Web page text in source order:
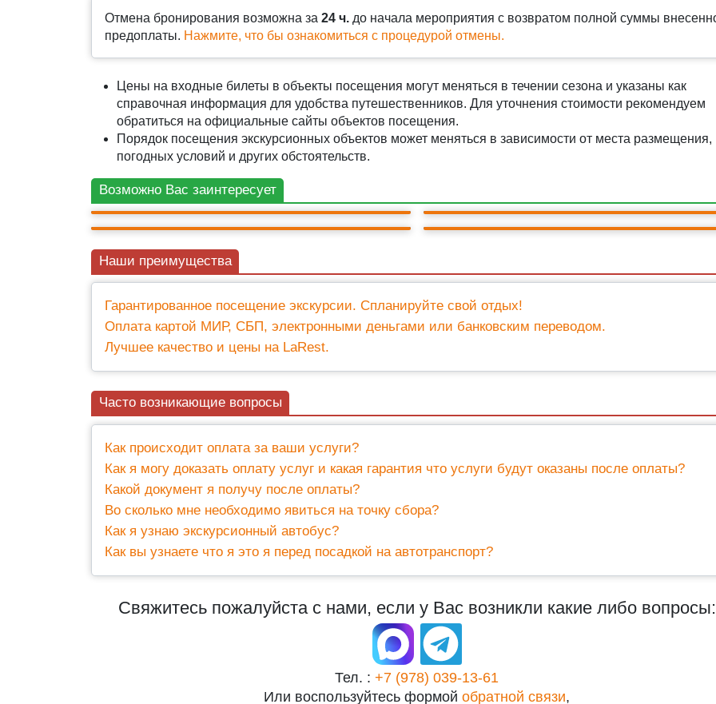
Отмена бронирования возможна за 24 ч. до начала мероприятия с возвратом полной суммы
предоплаты. Нажмите, что бы ознакомиться с процедурой отмены.
Цены на входные билеты в объекты посещения могут меняться в течении сезона и указаны как
справочная информация для удобства путешественников. Для уточнения стоимости рекомендуем
обратиться на официальные сайты объектов посещения.
Порядок посещения экскурсионных объектов может меняться в зависимости от места размещения,
погодных условий и других обстоятельств.
Возможно Вас заинтересует
АВТО-ПЕШЕХОДНАЯ
Два парка: Краснодар, парк Галицкого и
Горячий ключ
3 500 ₽
АВТО-ПЕШЕХОДНАЯ
Вечерний Сочи: Морпорт, Ривьера,
АВТО-ПЕШЕХОДНАЯ
Знакомьтесь - Сочи: дача Сталина, Морпорт,
Ривьера.
2 000 ₽
+ билеты 500 ₽ 11ч.
АВТО-ПЕШЕХОДНАЯ
+ билеты 300 ₽
Наши преимущества
Гарантированное посещение экскурсии. Спланируйте свой отдых!
Оплата картой МИР, СБП, электронными деньгами или банковским переводом.
Лучшее качество и цены на LaRest.
Часто возникающие вопросы
Как происходит оплата за ваши услуги?
Как я могу доказать оплату услуг и какая гарантия что услуги будут оказаны после оплаты?
Какой документ я получу после оплаты?
Во сколько мне необходимо явиться на точку сбора?
Как я узнаю экскурсионный автобус?
Как вы узнаете что я это я перед посадкой на автотранспорт?
Свяжитесь пожалуйста с нами, если у Вас возникли какие либо вопросы:
Тел. : +7 (978) 039-13-61
Или воспользуйтесь формой обратной связи,